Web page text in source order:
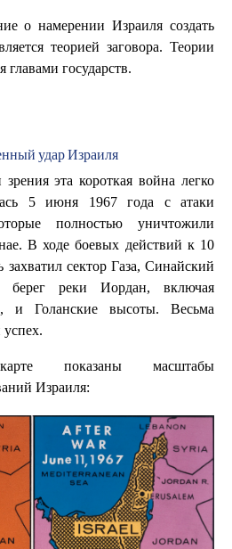
о намерении Израиля создать
теорией заговора. Теории
главами государств.
удар Израиля
эта короткая война легко
5 июня 1967 года с атаки
полностью уничтожили
В ходе боевых действий к 10
сектор Газа, Синайский
берег реки Иордан, включая
и Голанские высоты. Весьма
показаны масштабы
Израиля: